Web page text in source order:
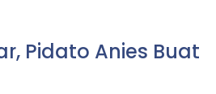
Pidato Anies Buat